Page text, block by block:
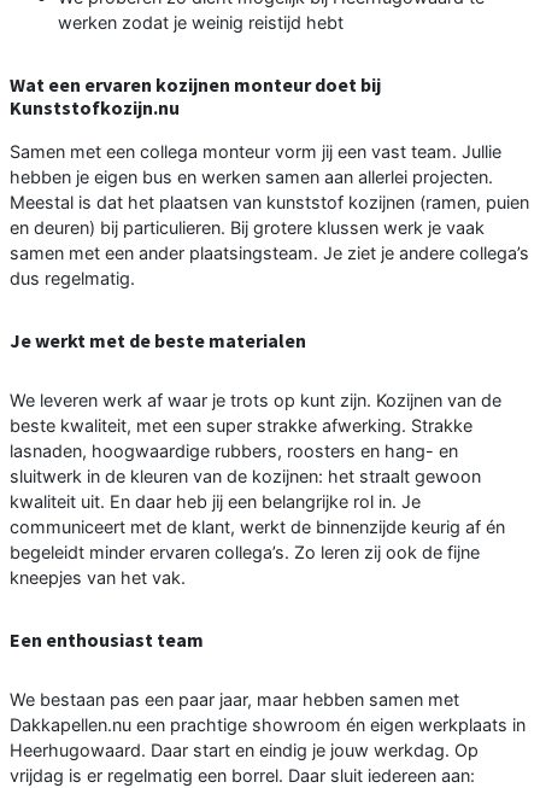
werken zodat je weinig reistijd hebt
Wat een ervaren kozijnen monteur doet bij
Kunststofkozijn.nu
Samen met een collega monteur vorm jij een vast team. Jullie
hebben je eigen bus en werken samen aan allerlei projecten.
Meestal is dat het plaatsen van kunststof kozijnen (ramen, puien
en deuren) bij particulieren. Bij grotere klussen werk je vaak
samen met een ander plaatsingsteam. Je ziet je andere collega’s
dus regelmatig.
Je werkt met de beste materialen
We leveren werk af waar je trots op kunt zijn. Kozijnen van de
beste kwaliteit, met een super strakke afwerking. Strakke
lasnaden, hoogwaardige rubbers, roosters en hang- en
sluitwerk in de kleuren van de kozijnen: het straalt gewoon
kwaliteit uit. En daar heb jij een belangrijke rol in. Je
communiceert met de klant, werkt de binnenzijde keurig af én
begeleidt minder ervaren collega’s. Zo leren zij ook de fijne
kneepjes van het vak.
Een enthousiast team
We bestaan pas een paar jaar, maar hebben samen met
Dakkapellen.nu een prachtige showroom én eigen werkplaats in
Heerhugowaard. Daar start en eindig je jouw werkdag. Op
vrijdag is er regelmatig een borrel. Daar sluit iedereen aan: